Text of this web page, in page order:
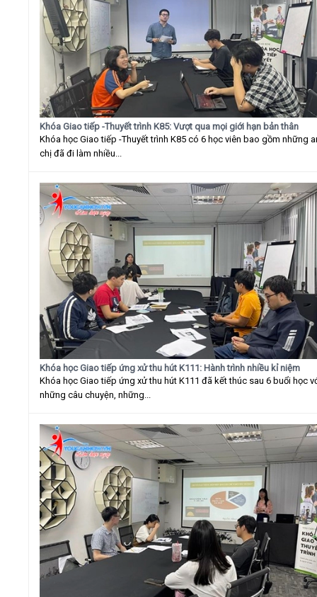
Khóa Giao tiếp -Thuyết trình K85: Vượt qua mọi giới hạn bản thân
Khóa học Giao tiếp -Thuyết trình K85 có 6 học viên bao gồm những
chị đã đi làm nhiều...
Khóa học Giao tiếp ứng xử thu hút K111: Hành trình nhiều kỉ niệm
Khóa học Giao tiếp ứng xử thu hút K111 đã kết thúc sau 6 buổi học
những câu chuyện, những...